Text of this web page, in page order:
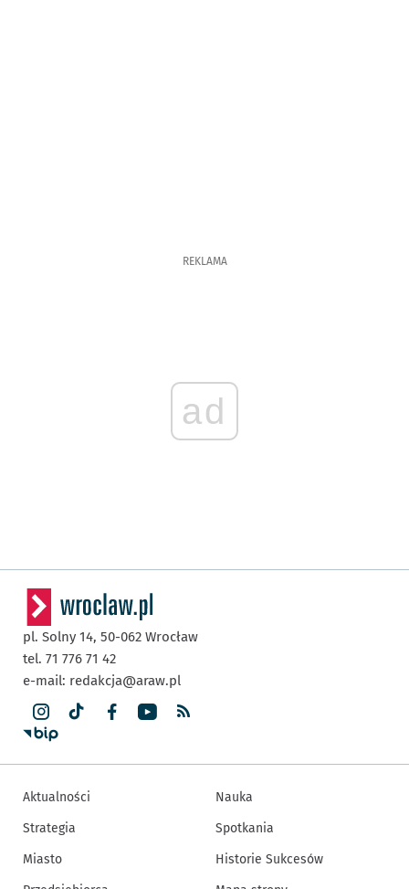
REKLAMA
ad
pl. Solny 14, 50-062 Wrocław
tel. 71 776 71 42
e-mail: redakcja@araw.pl
Aktualności
Strategia
Miasto
Nauka
Spotkania
Historie Sukcesów